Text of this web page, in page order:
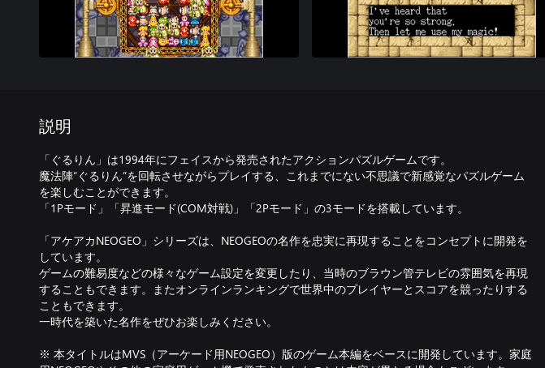
説明
「ぐるりん」は1994年にフェイスから発売されたアクションパズルゲームです。
魔法陣“ぐるりん”を回転させながらプレイする、これまでにない不思議で新感覚なパズルゲーム
を楽しむことができます。
「1Pモード」「昇進モード(COM対戦)」「2Pモード」の3モードを搭載しています。
「アケアカNEOGEO」シリーズは、NEOGEOの名作を忠実に再現することをコンセプトに開発を
しています。
ゲームの難易度などの様々なゲーム設定を変更したり、当時のブラウン管テレビの雰囲気を再現
することもできます。またオンラインランキングで世界中のプレイヤーとスコアを競ったりする
こともできます。
一時代を築いた名作をぜひお楽しみください。
※ 本タイトルはMVS（アーケード用NEOGEO）版のゲーム本編をベースに開発しています。家庭